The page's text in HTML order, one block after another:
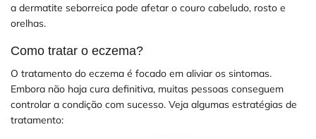
a dermatite seborreica pode afetar o couro cabeludo, rosto e
orelhas.
Como tratar o eczema?
O tratamento do eczema é focado em aliviar os sintomas.
Embora não haja cura definitiva, muitas pessoas conseguem
controlar a condição com sucesso. Veja algumas estratégias de
tratamento: